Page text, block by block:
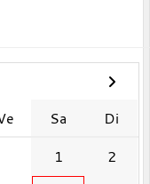
Sa
Di
1
2